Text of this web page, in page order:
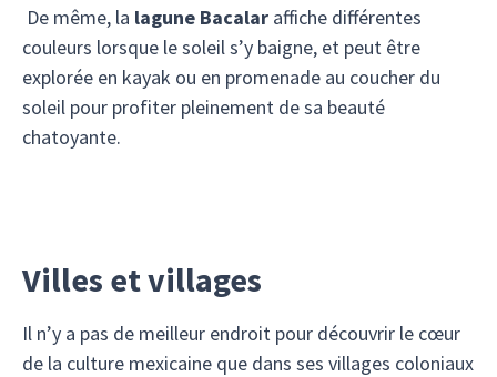
De même, la lagune Bacalar affiche différentes
couleurs lorsque le soleil s’y baigne, et peut être
explorée en kayak ou en promenade au coucher du
soleil pour profiter pleinement de sa beauté
chatoyante.
Villes et villages
Il n’y a pas de meilleur endroit pour découvrir le cœur
de la culture mexicaine que dans ses villages coloniaux